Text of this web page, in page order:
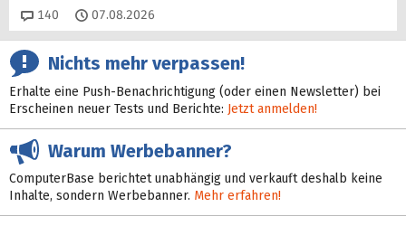
140 Kommentare
07.08.2026
Nichts mehr verpassen!
Erhalte eine Push-Benachrichtigung (oder einen Newsletter) bei
Erscheinen neuer Tests und Berichte: Jetzt anmelden!
Warum Werbebanner?
ComputerBase berichtet unabhängig und verkauft deshalb keine
Inhalte, sondern Werbebanner. Mehr erfahren!